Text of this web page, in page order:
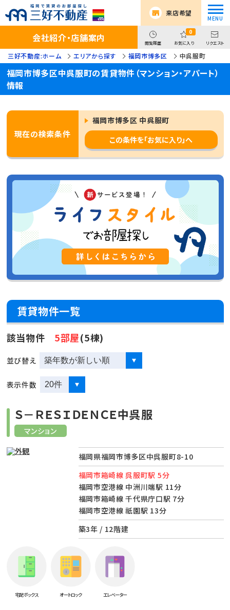
来店希望
会社紹介・店舗案内 閲覧履歴
0
お気に入り リクエスト
三好不動産:ホーム エリアから探す 福岡市博多区 中呉服町
福岡市博多区中呉服町の賃貸物件（マンション・アパート）
情報
現在の検索条件
福岡市博多区 中呉服町
この条件を「お気に入り」へ
賃貸物件一覧
該当物件 5部屋(5棟)
並び替え
表示件数
マンション
Ｓ－ＲＥＳＩＤＥＮＣＥ中呉服
福岡県福岡市博多区中呉服町8-10
福岡市箱崎線 呉服町駅 5分
福岡市空港線 中洲川端駅 11分
福岡市箱崎線 千代県庁口駅 7分
福岡市空港線 祇園駅 13分
築3年 / 12階建
宅配ボックス オートロック エレベーター